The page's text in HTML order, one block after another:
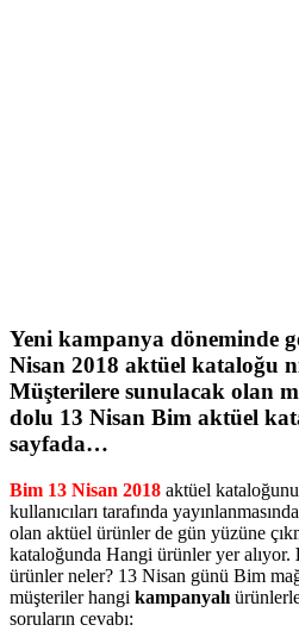
Yeni kampanya döneminde
Nisan 2018 aktüel kataloğu
Müşterilere sunulacak olan
dolu 13 Nisan Bim aktüel
sayfada…
Bim 13 Nisan 2018 aktüel
kullanıcıları tarafında
olan aktüel ürünler de gün yüzüne
kataloğunda Hangi ürünler yer alıyor.
ürünler neler? 13 Nisan günü Bim
müşteriler hangi kampanyalı
soruların cevabı: